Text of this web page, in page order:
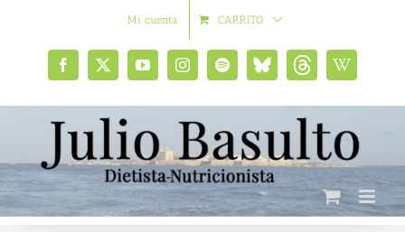
Mi cuenta CARRITO
Facebook
X YouTubeInstagramSpotifyBluesky
social
ThreadsWikipedia